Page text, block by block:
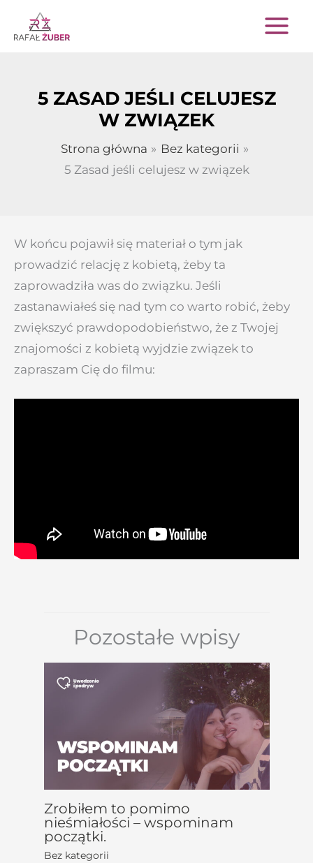
Przejdź
do
5 ZASAD JEŚLI CELUJESZ
W ZWIĄZEK
Strona główna
Bez kategorii
5 Zasad jeśli celujesz w związek
W końcu pojawił się materiał o tym jak
prowadzić relację z kobietą, żeby ta
zaprowadziła was do związku. Jeśli
zastanawiałeś się nad tym co warto robić, żeby
zwiększyć prawdopodobieństwo, że z Twojej
znajomości z kobietą wyjdzie związek to
zapraszam Cię do filmu:
Pozostałe wpisy
Zrobiłem to pomimo
nieśmiałości – wspominam
początki.
Bez kategorii